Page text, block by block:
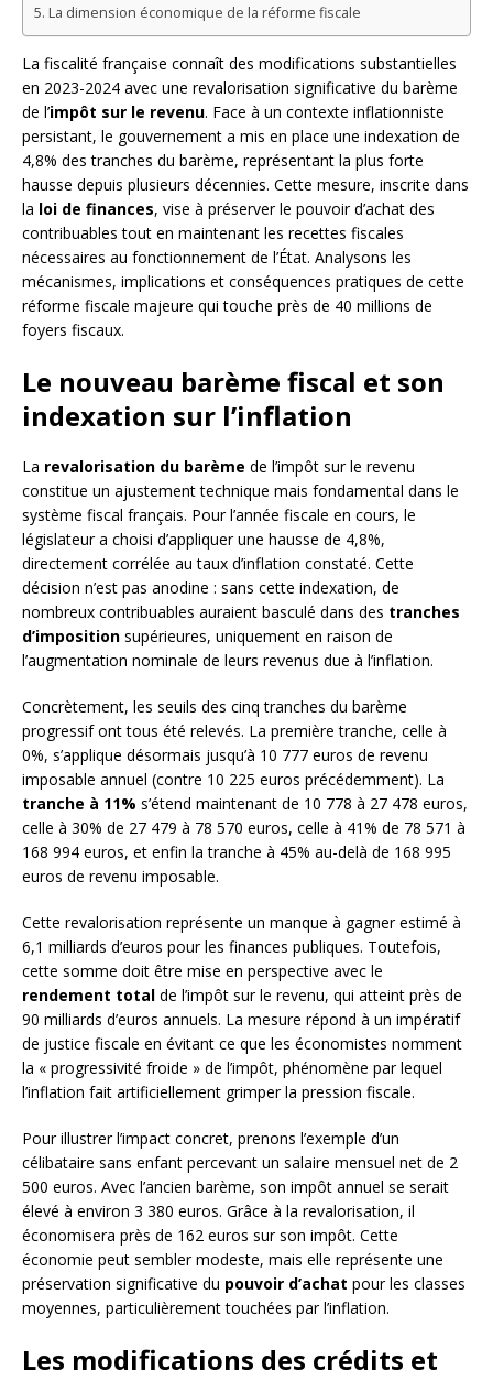
La dimension économique de la réforme fiscale
La fiscalité française connaît des modifications substantielles
en 2023-2024 avec une revalorisation significative du barème
de l’impôt sur le revenu. Face à un contexte inflationniste
persistant, le gouvernement a mis en place une indexation de
4,8% des tranches du barème, représentant la plus forte
hausse depuis plusieurs décennies. Cette mesure, inscrite dans
la loi de finances, vise à préserver le pouvoir d’achat des
contribuables tout en maintenant les recettes fiscales
nécessaires au fonctionnement de l’État. Analysons les
mécanismes, implications et conséquences pratiques de cette
réforme fiscale majeure qui touche près de 40 millions de
foyers fiscaux.
Le nouveau barème fiscal et son
indexation sur l’inflation
La revalorisation du barème de l’impôt sur le revenu
constitue un ajustement technique mais fondamental dans le
système fiscal français. Pour l’année fiscale en cours, le
législateur a choisi d’appliquer une hausse de 4,8%,
directement corrélée au taux d’inflation constaté. Cette
décision n’est pas anodine : sans cette indexation, de
nombreux contribuables auraient basculé dans des tranches
d’imposition supérieures, uniquement en raison de
l’augmentation nominale de leurs revenus due à l’inflation.
Concrètement, les seuils des cinq tranches du barème
progressif ont tous été relevés. La première tranche, celle à
0%, s’applique désormais jusqu’à 10 777 euros de revenu
imposable annuel (contre 10 225 euros précédemment). La
tranche à 11% s’étend maintenant de 10 778 à 27 478 euros,
celle à 30% de 27 479 à 78 570 euros, celle à 41% de 78 571 à
168 994 euros, et enfin la tranche à 45% au-delà de 168 995
euros de revenu imposable.
Cette revalorisation représente un manque à gagner estimé à
6,1 milliards d’euros pour les finances publiques. Toutefois,
cette somme doit être mise en perspective avec le
rendement total de l’impôt sur le revenu, qui atteint près de
90 milliards d’euros annuels. La mesure répond à un impératif
de justice fiscale en évitant ce que les économistes nomment
la « progressivité froide » de l’impôt, phénomène par lequel
l’inflation fait artificiellement grimper la pression fiscale.
Pour illustrer l’impact concret, prenons l’exemple d’un
célibataire sans enfant percevant un salaire mensuel net de 2
500 euros. Avec l’ancien barème, son impôt annuel se serait
élevé à environ 3 380 euros. Grâce à la revalorisation, il
économisera près de 162 euros sur son impôt. Cette
économie peut sembler modeste, mais elle représente une
préservation significative du pouvoir d’achat pour les classes
moyennes, particulièrement touchées par l’inflation.
Les modifications des crédits et